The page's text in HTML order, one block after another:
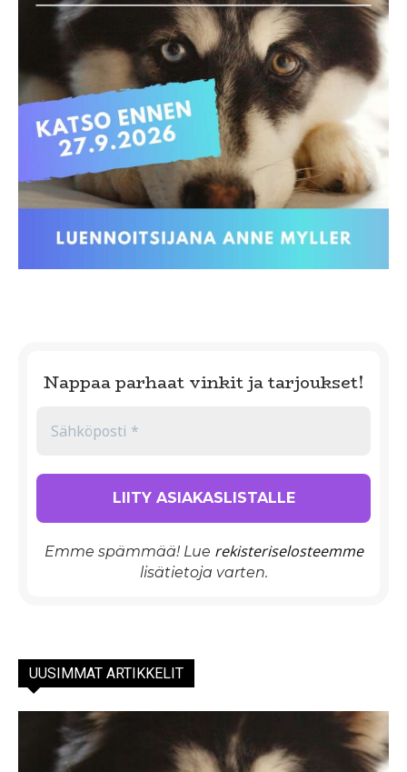
Nappaa parhaat vinkit ja tarjoukset!
Emme spämmää! Lue rekisteriselosteemme
lisätietoja varten.
UUSIMMAT ARTIKKELIT